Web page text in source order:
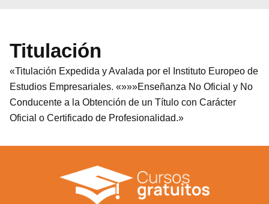
Titulación
«Titulación Expedida y Avalada por el Instituto Europeo de
Estudios Empresariales. «»»»Enseñanza No Oficial y No
Conducente a la Obtención de un Título con Carácter
Oficial o Certificado de Profesionalidad.»